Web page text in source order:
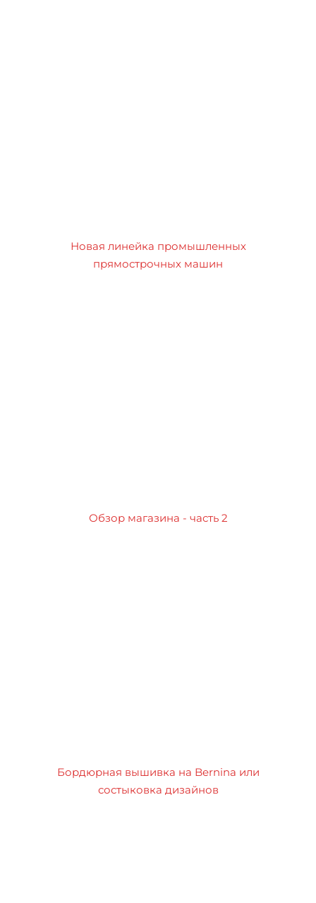
Новая линейка промышленных
прямострочных машин
Обзор магазина - часть 2
Бордюрная вышивка на Bernina или
состыковка дизайнов